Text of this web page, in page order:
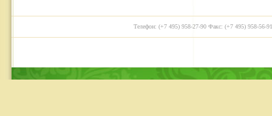
Телефон: (+7 495) 958-27-90 Факс: (+7 495) 958-56-